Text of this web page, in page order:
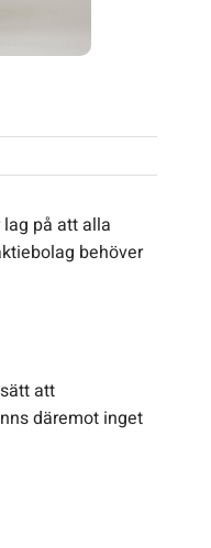
på att alla
behöver
att
däremot inget